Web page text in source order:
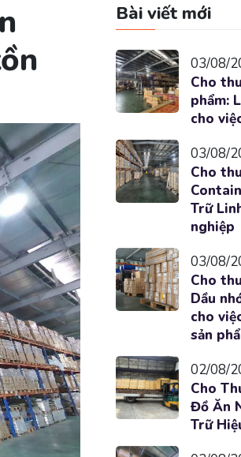
Bài viết mới
03/08/
Cho
phẩm:
cho
03/08/
Cho
Trữ
nghiệp
03/08/
Cho
Dầu
cho
sản
02/08/
Cho
Đồ Ăn
Trữ